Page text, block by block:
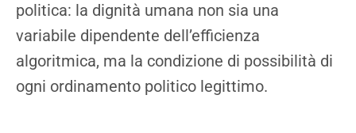
politica: la dignità umana non sia una
variabile dipendente dell’efficienza
algoritmica, ma la condizione di possibilità di
ogni ordinamento politico legittimo.